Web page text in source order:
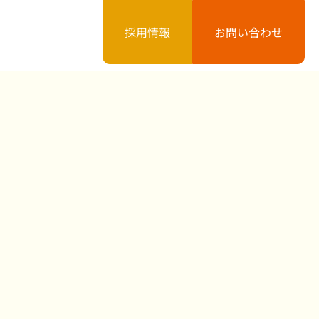
採用情報 お問い合わせ